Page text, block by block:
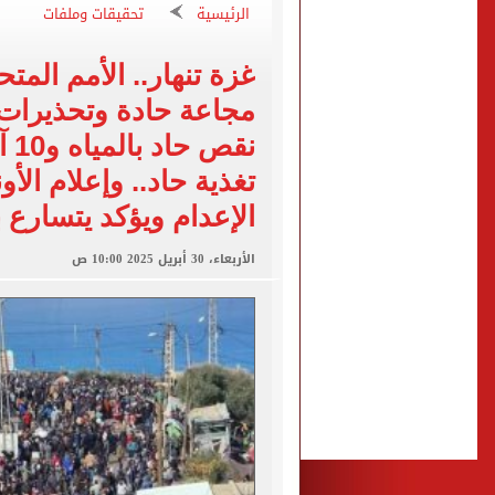
تقارير: انتقال محمد صلاح
كشف أثرى جديد بالدقهلية
تحويلات مرورية
الأهلي يختتم مرانه
الرئيسية تحقيقات وملفات
مجاعة حادة
تغذية حاد.. وإعلام
الإعدام ويؤكد
الأربعاء، 30 أبريل 2025 10:00 ص